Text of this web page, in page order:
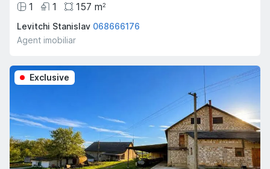
1
1 157 m2
Levitchi Stanislav 068666176
Agent imobiliar
Exclusive